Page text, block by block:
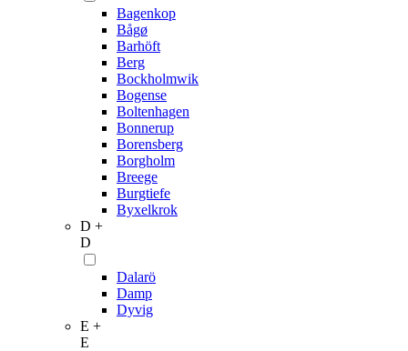
Bagenkop
Bågø
Barhöft
Berg
Bockholmwik
Bogense
Boltenhagen
Bonnerup
Borensberg
Borgholm
Breege
Burgtiefe
Byxelkrok
D +
D
Dalarö
Damp
Dyvig
E +
E